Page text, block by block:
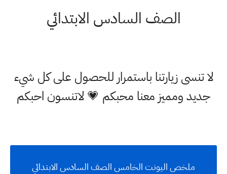
الصف السادس الابتدائي
لا تنسى زيارتنا باستمرار للحصول على كل شيء
جديد ومميز معنا محبكم 💗 لاتنسون احبكم
ملخص اليونت الخامس الصف السادس الابتدائي